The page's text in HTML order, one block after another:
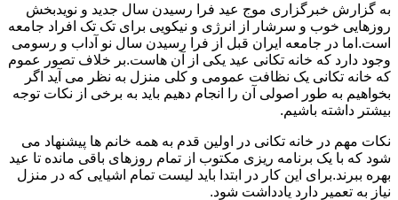
به گزارش خبرگزاری موج عید فرا رسیدن سال جدید و نویدبخش
روزهایی خوب و سرشار از انرژی و نیکویی برای تک تک افراد جامعه
است.اما در جامعه ایران قبل از فرا رسیدن سال نو آداب و رسومی
وجود دارد که خانه تکانی عید یکی از آن هاست.بر خلاف تصور عموم
که خانه تکانی یک نظافت عمومی و کلی منزل به نظر می آید اگر
بخواهیم به طور اصولی آن را انجام دهیم باید به برخی از نکات توجه
بیشتر داشته باشیم.
نکات مهم در خانه تکانی در اولین قدم به همه خانم ها پیشنهاد می
شود که با یک برنامه ریزی مکتوب از تمام روزهای باقی مانده تا عید
بهره ببرند.برای این کار در ابتدا باید لیست تمام اشیایی که در منزل
نیاز به تعمیر دارد یادداشت شود.